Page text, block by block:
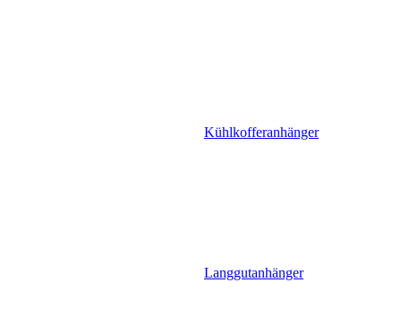
Kühlkofferanhänger
Langgutanhänger